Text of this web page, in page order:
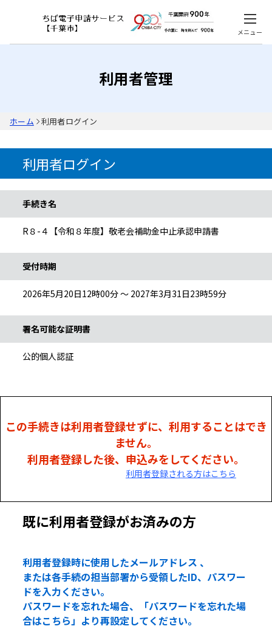
メニュー
利用者管理
ホーム 利用者ログイン
利用者ログイン
手続き名
R８-４【令和８年度】敬老会補助金中止承認申請書
受付時期
2026年5月20日12時00分 ～ 2027年3月31日23時59分
署名可能な証明書
公的個人認証
この手続きは利用者登録せずに、利用することはでき
ません。
利用者登録した後、申込みをしてください。
利用者登録される方はこちら
既に利用者登録がお済みの方
利用者登録時に使用したメールアドレス 、
または各手続の担当部署から受領したID、パスワー
ドを入力ください。
パスワードを忘れた場合、「パスワードを忘れた場
合はこちら」より再設定してください。